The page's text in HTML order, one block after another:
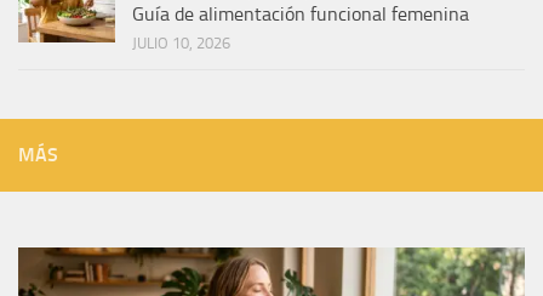
Guía de alimentación funcional femenina
JULIO 10, 2026
MÁS